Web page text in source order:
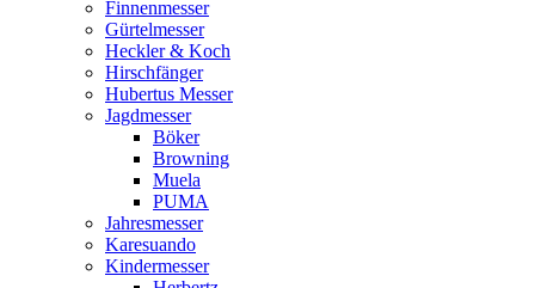
Finnenmesser
Gürtelmesser
Heckler & Koch
Hirschfänger
Hubertus Messer
Jagdmesser
Böker
Browning
Muela
PUMA
Jahresmesser
Karesuando
Kindermesser